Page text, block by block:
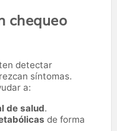
chequeo
detectar
síntomas.
a:
de salud.
de forma